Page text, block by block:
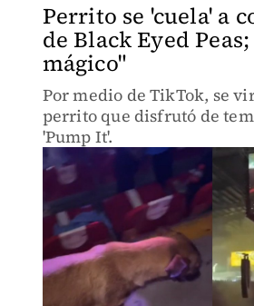
Perrito se 'cuela' a
de Black Eyed
mágico"
Por medio de TikTok, se
perrito que disfrutó de
'Pump It'.